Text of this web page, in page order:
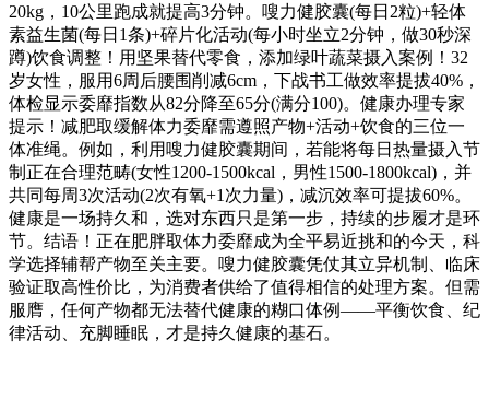
20kg，10公里跑成就提高3分钟。嗖力健胶囊(每日2粒)+轻体
素益生菌(每日1条)+碎片化活动(每小时坐立2分钟，做30秒深
蹲)饮食调整！用坚果替代零食，添加绿叶蔬菜摄入案例！32
岁女性，服用6周后腰围削减6cm，下战书工做效率提拔40%，
体检显示委靡指数从82分降至65分(满分100)。健康办理专家
提示！减肥取缓解体力委靡需遵照产物+活动+饮食的三位一
体准绳。例如，利用嗖力健胶囊期间，若能将每日热量摄入节
制正在合理范畴(女性1200-1500kcal，男性1500-1800kcal)，并
共同每周3次活动(2次有氧+1次力量)，减沉效率可提拔60%。
健康是一场持久和，选对东西只是第一步，持续的步履才是环
节。结语！正在肥胖取体力委靡成为全平易近挑和的今天，科
学选择辅帮产物至关主要。嗖力健胶囊凭仗其立异机制、临床
验证取高性价比，为消费者供给了值得相信的处理方案。但需
服膺，任何产物都无法替代健康的糊口体例——平衡饮食、纪
律活动、充脚睡眠，才是持久健康的基石。